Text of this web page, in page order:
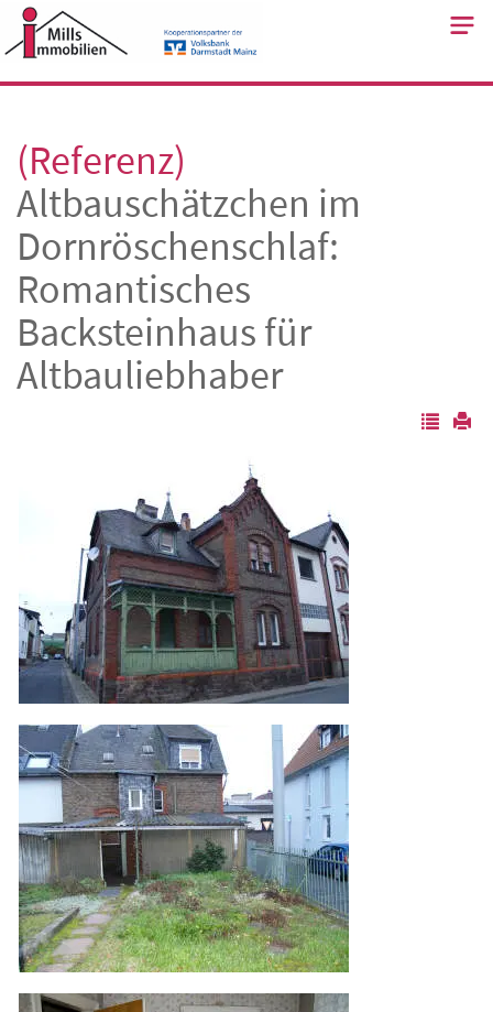
Skip
to
(Referenz)
Altbauschätzchen im
Dornröschenschlaf:
Romantisches
Backsteinhaus für
Altbauliebhaber